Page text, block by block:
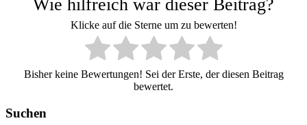
Wie hilfreich war dieser Beitrag?
Klicke auf die Sterne um zu bewerten!
Bisher keine Bewertungen! Sei der Erste, der diesen Beitrag
bewertet.
Suchen